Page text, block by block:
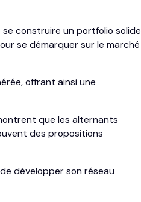
construire un portfolio solide
se démarquer sur le marché
offrant ainsi une
que les alternants
des propositions
développer son réseau